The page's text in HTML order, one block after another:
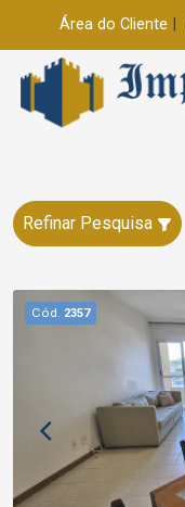
Área do Cliente
Refinar Pesquisa
Cód. 2357